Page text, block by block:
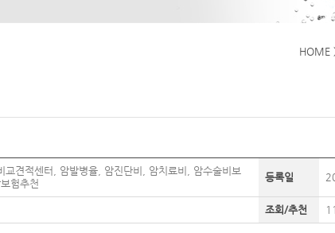
HOME
교견적센터, 암발병율, 암진단비, 암치료비, 암수술비보
험추천​
등록일
조회/추천